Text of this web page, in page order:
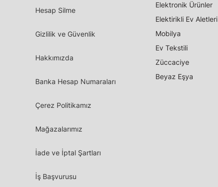
Hesap Silme
Gizlilik ve Güvenlik
Hakkımızda
Banka Hesap Numaraları
Çerez Politikamız
Mağazalarımız
İade ve İptal Şartları
İş Başvurusu
Elektronik Ürünler
Elektirikli Ev Aletleri
Mobilya
Ev Tekstili
Züccaciye
Beyaz Eşya